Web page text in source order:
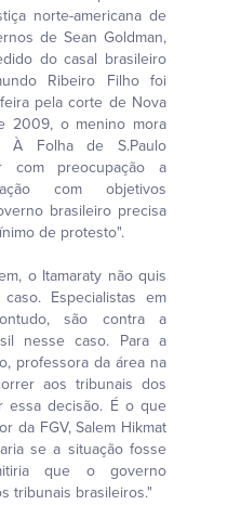
norte-americana de
de Sean Goldman,
do casal brasileiro
Ribeiro Filho foi
pela corte de Nova
2009, o menino mora
Folha de S.Paulo
com preocupação a
com objetivos
brasileiro precisa
de protesto".
o Itamaraty não quis
Especialistas em
são contra a
nesse caso. Para a
professora da área na
aos tribunais dos
essa decisão. É o que
da FGV, Salem Hikmat
se a situação fosse
que o governo
tribunais brasileiros."